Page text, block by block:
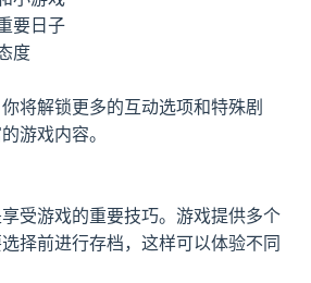
要日子
度
将解锁更多的互动选项和特殊剧
游戏内容。
受游戏的重要技巧。游戏提供多个
择前进行存档，这样可以体验不同